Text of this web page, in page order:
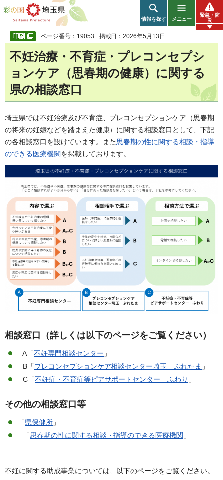
彩の国 埼玉県
情報を探す メニュー
緊急・防
災
ページ番号：19053 掲載日：2026年5月13日
不妊治療・不育症・プレコンセプシ
ョンケア（思春期の健康）に関する
県の相談窓口
埼玉県では不妊治療及び不育症、プレコンセプションケア（思春期
の将来の妊娠などを踏まえた健康）に関する相談窓口として、下記
の各相談窓口を設けています。また思春期の性に関する相談・指導
のできる医療機関を掲載しております。
相談窓口（詳しくは以下のページをご覧ください）
A「不妊専門相談センター 」
B「プレコンセプションケア相談センター埼玉 ぷれたま 」
C「不妊症・不育症等ピアサポートセンター ふわり 」
その他の相談窓口等
「県保健所 」
「思春期の性に関する相談・指導のできる医療機関 」
不妊に関する助成事業については、以下のページをご覧ください。